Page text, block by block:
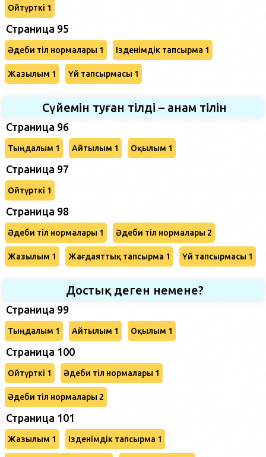
Ойтүрткі 1
Страница 95
Әдеби тіл нормалары 1 Ізденімдік тапсырма 1
Жазылым 1 Үй тапсырмасы 1
Сүйемін туған тілді – анам тілін
Страница 96
Тыңдалым 1 Айтылым 1 Оқылым 1
Страница 97
Ойтүрткі 1
Страница 98
Әдеби тіл нормалары 1 Әдеби тіл нормалары 2
Жазылым 1 Жағдаяттық тапсырма 1 Үй тапсырмасы 1
Достық деген немене?
Страница 99
Тыңдалым 1 Айтылым 1 Оқылым 1
Страница 100
Ойтүрткі 1 Әдеби тіл нормалары 1
Әдеби тіл нормалары 2
Страница 101
Жазылым 1 Ізденімдік тапсырма 1